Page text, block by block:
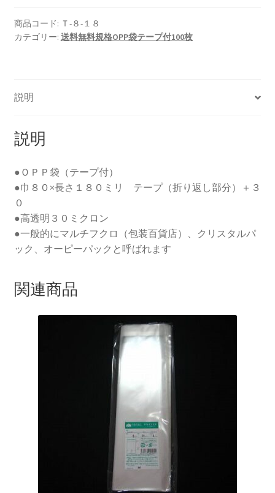
テ
ー
−８
８
（１
０
枚）
個
商品コード: Ｔ-８-１８
カテゴリー: 送料無料規格OPP袋テープ付100枚
説明
説明
●ＯＰＰ袋（テープ付）
●巾８０×長さ１８０ミリ テープ（折り返し部分）＋３
０
●高透明３０ミクロン
●一般的にマルチフクロ（包装百貨店）、クリスタルパ
ック、オーピーパックと呼ばれます
関連商品